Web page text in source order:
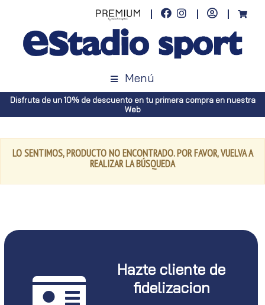
Menú
Disfruta de un 10% de descuento en tu primera compra en nuestra
Web
LO SENTIMOS, PRODUCTO NO ENCONTRADO. POR FAVOR, VUELVA A
REALIZAR LA BÚSQUEDA
Hazte cliente de
fidelizacion